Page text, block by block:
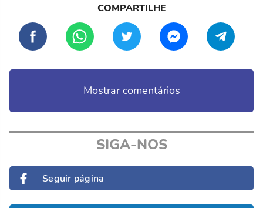
Mostrar comentários
SIGA-NOS
Seguir página